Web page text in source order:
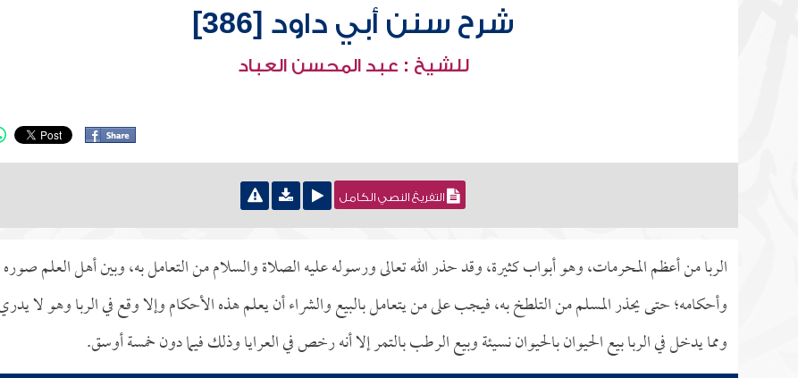
شرح سنن أبي داود [386]
للشيخ : عبد المحسن العباد
التفريغ النصي الكامل
الربا من أعظم المحرمات، وهو أبواب كثيرة، وقد حذر الله تعالى ورسوله عليه الصلاة والسلام من التعامل به، وبين أهل العلم صوره
وأحكامه؛ حتى يحذر المسلم من التلطخ به، فيجب على من يتعامل بالبيع والشراء أن يعلم هذه الأحكام وإلا وقع في الربا وهو لا
ومما يدخل في الربا بيع الحيوان بالحيوان نسيئة وبيع الرطب بالتمر إلا أنه رخص في العرايا وذلك فيما دون خمسة أوسق.